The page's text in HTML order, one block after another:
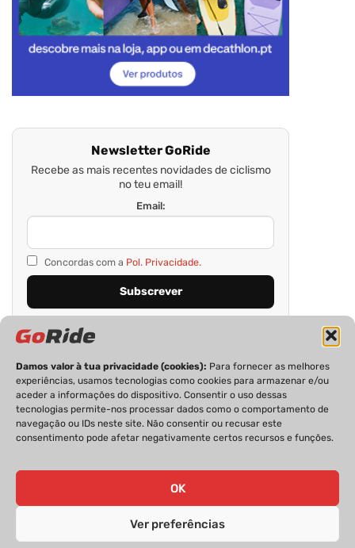
Damos valor à tua privacidade (cookies): Para fornecer as melhores
experiências, usamos tecnologias como cookies para armazenar e/ou
aceder a informações do dispositivo. Consentir o uso dessas
tecnologias permite-nos processar dados como o comportamento de
navegação ou IDs neste site. Não consentir ou recusar este
consentimento pode afetar negativamente certos recursos e funções.
OK
Ver preferências
Newsletter GoRide
Recebe as mais recentes novidades de ciclismo
no teu email!
Email:
Concordas com a Pol. Privacidade.
PRIVACIDADE FICHA TÉCNICA
ESTATUTO EDITORIAL
GoRide 2026 | Todos os direitos reservados.